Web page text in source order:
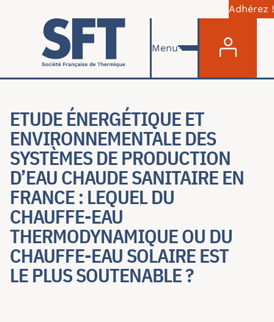
Aller au contenu principal
Adhérez !
Menu
ETUDE ÉNERGÉTIQUE ET
ENVIRONNEMENTALE DES
SYSTÈMES DE PRODUCTION
D’EAU CHAUDE SANITAIRE EN
FRANCE : LEQUEL DU
CHAUFFE-EAU
THERMODYNAMIQUE OU DU
CHAUFFE-EAU SOLAIRE EST
LE PLUS SOUTENABLE ?